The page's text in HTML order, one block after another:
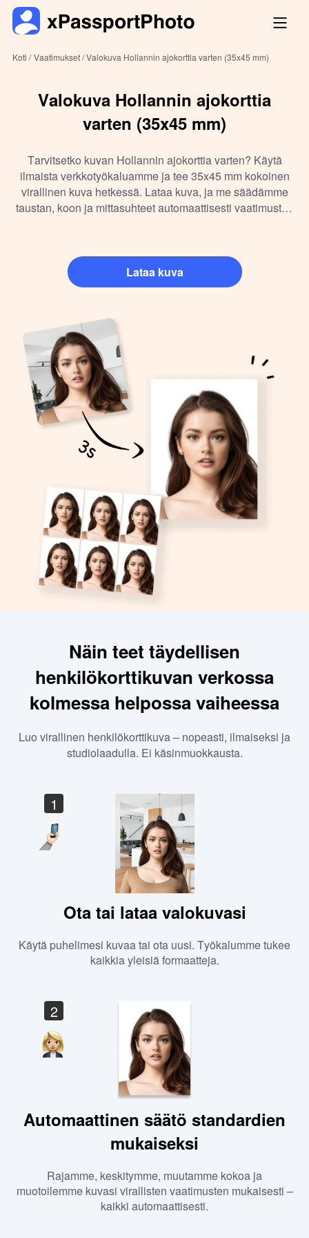
Koti / Vaatimukset /Valokuva Hollannin ajokorttia varten (35x45 mm)
Valokuva Hollannin ajokorttia
varten (35x45 mm)
Tarvitsetko kuvan Hollannin ajokorttia varten? Käytä
ilmaista verkkotyökaluamme ja tee 35x45 mm kokoinen
virallinen kuva hetkessä. Lataa kuva, ja me säädämme
taustan, koon ja mittasuhteet automaattisesti vaatimusten
Lataa kuva
Näin teet täydellisen
henkilökorttikuvan verkossa
kolmessa helpossa vaiheessa
Luo virallinen henkilökorttikuva – nopeasti, ilmaiseksi ja
studiolaadulla. Ei käsinmuokkausta.
1
Ota tai lataa valokuvasi
Käytä puhelimesi kuvaa tai ota uusi. Työkalumme tukee
kaikkia yleisiä formaatteja.
2
Automaattinen säätö standardien
mukaiseksi
Rajamme, keskitymme, muutamme kokoa ja
muotoilemme kuvasi virallisten vaatimusten mukaisesti –
kaikki automaattisesti.